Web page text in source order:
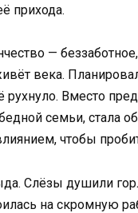
прихода.
—
века.
Вместо
семьи, стала
чтобы
Слёзы душили
на скромную